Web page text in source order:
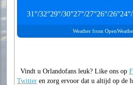
31°/32°29°/30°27°/27°26°/26°24°/
Weather from
Vindt u Orlandofans leuk? Like ons op
Twitter en zorg ervoor dat u altijd op de